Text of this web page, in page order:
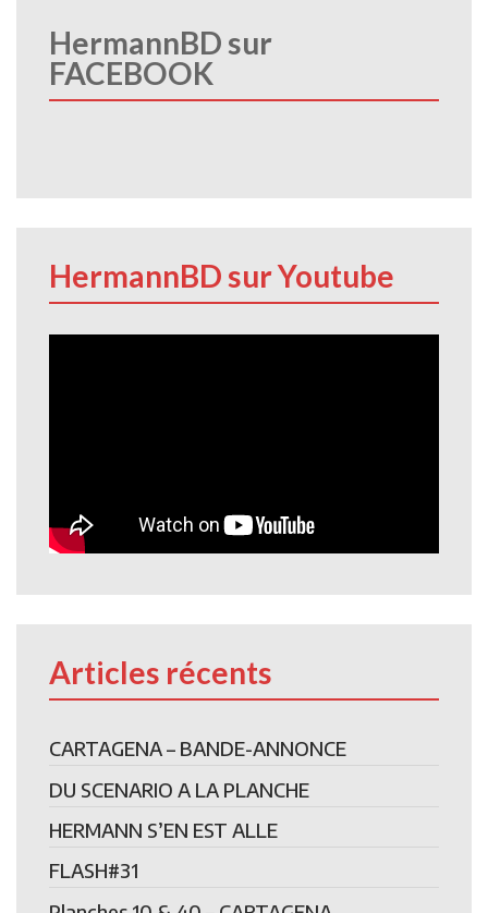
HermannBD sur
FACEBOOK
HermannBD sur Youtube
Articles récents
CARTAGENA – BANDE-ANNONCE
DU SCENARIO A LA PLANCHE
HERMANN S’EN EST ALLE
FLASH#31